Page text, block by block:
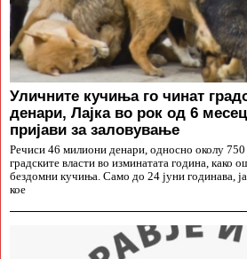
Уличните кучиња го чинат
денари, Лајка во рок од 6
пријави за заловување
Речиси 46 милиони денари, односно околу 750
градските власти во изминатата година, како
бездомни кучиња. Само до 24 јуни годинава,
кое